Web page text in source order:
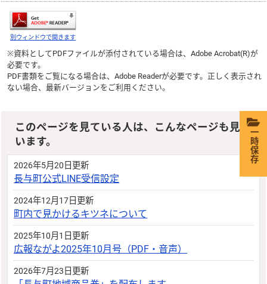
別ウィンドウで開きます
※資料としてPDFファイルが添付されている場合は、Adobe Acrobat(R)が
必要です。
PDF書類をご覧になる場合は、Adobe Readerが必要です。正しく表示され
ない場合、最新バージョンをご利用ください。
このページを見ている人は、こんなページも見て
います。
2026年5月20日更新
長与町公式LINE受信設定
2024年12月17日更新
町内で見かけるキツネについて
2025年10月1日更新
広報ながよ2025年10月号（PDF・音声）
2026年7月23日更新
一時保存